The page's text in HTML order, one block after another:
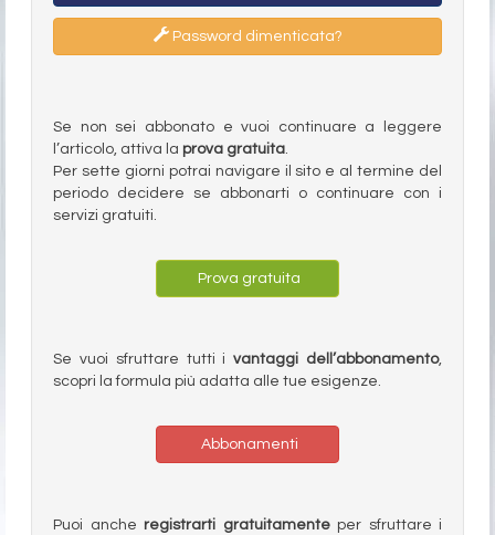
Password dimenticata?
Se non sei abbonato e vuoi continuare a leggere
l’articolo, attiva la prova gratuita.
Per sette giorni potrai navigare il sito e al termine del
periodo decidere se abbonarti o continuare con i
servizi gratuiti.
Prova gratuita
Se vuoi sfruttare tutti ivantaggi dell’abbonamento,
scopri la formula più adatta alle tue esigenze.
Abbonamenti
Puoi anche registrarti gratuitamenteper sfruttare i